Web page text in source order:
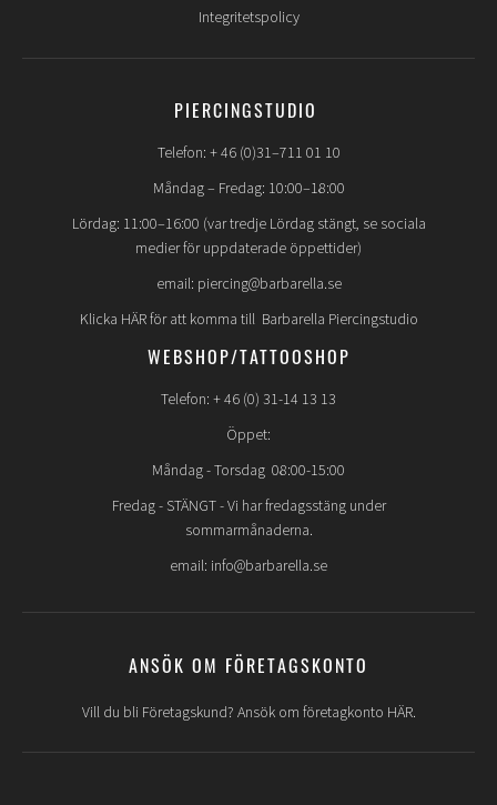
Integritetspolicy
PIERCINGSTUDIO
Telefon: + 46 (0)31–711 01 10
Måndag – Fredag: 10:00–18:00
Lördag: 11:00–16:00 (var tredje Lördag stängt, se sociala
medier för uppdaterade öppettider)
email: piercing@barbarella.se
Klicka HÄR för att komma till Barbarella Piercingstudio
WEBSHOP/TATTOOSHOP
Telefon: + 46 (0) 31-14 13 13
Öppet:
Måndag - Torsdag 08:00-15:00
Fredag - STÄNGT- Vi har fredagsstäng under
sommarmånaderna.
email: info@barbarella.se
ANSÖK OM FÖRETAGSKONTO
Vill du bli Företagskund? Ansök om företagkonto HÄR.